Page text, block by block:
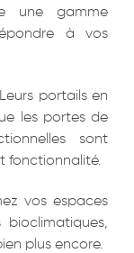
une gamme
à vos
portails en
les portes de
sont
fonctionnalité.
vos espaces
plus encore.